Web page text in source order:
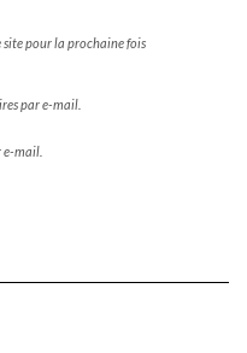
site pour la prochaine fois
par e-mail.
e-mail.